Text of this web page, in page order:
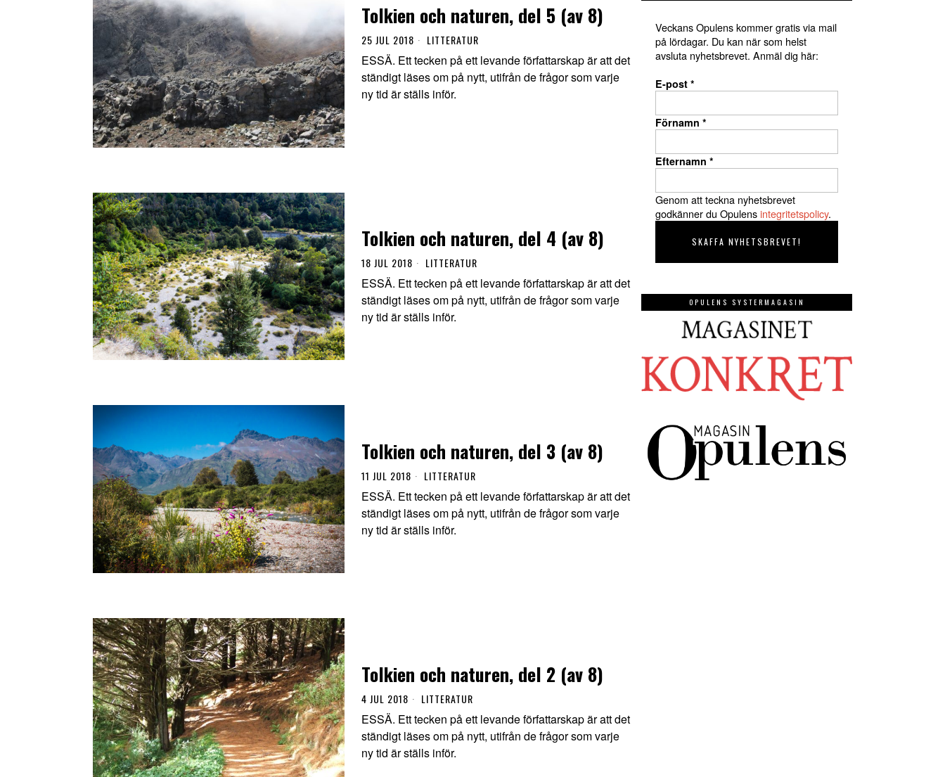
Tolkien och naturen, del 5 (av 8)
25 JUL 2018 LITTERATUR
ESSÄ. Ett tecken på ett levande författarskap är att det
ständigt läses om på nytt, utifrån de frågor som varje
ny tid är ställs inför.
Tolkien och naturen, del 4 (av 8)
18 JUL 2018 LITTERATUR
ESSÄ. Ett tecken på ett levande författarskap är att det
ständigt läses om på nytt, utifrån de frågor som varje
ny tid är ställs inför.
Tolkien och naturen, del 3 (av 8)
11 JUL 2018 LITTERATUR
ESSÄ. Ett tecken på ett levande författarskap är att det
ständigt läses om på nytt, utifrån de frågor som varje
ny tid är ställs inför.
Tolkien och naturen, del 2 (av 8)
4 JUL 2018 LITTERATUR
ESSÄ. Ett tecken på ett levande författarskap är att det
ständigt läses om på nytt, utifrån de frågor som varje
ny tid är ställs inför.
Veckans Opulens kommer gratis via mail
på lördagar. Du kan när som helst
avsluta nyhetsbrevet. Anmäl dig här:
E-post *
Förnamn *
Efternamn *
Genom att teckna nyhetsbrevet
godkänner du Opulensintegritetspolicy.
OPULENS SYSTERMAGASIN